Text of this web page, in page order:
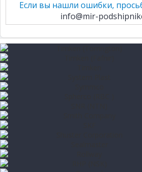
Если вы нашли ошибки,
info@mir-